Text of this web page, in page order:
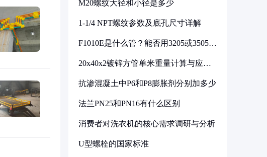
M20螺纹大径和小径是多少
1-1/4 NPT螺纹参数及底孔尺寸详解
F1010E是什么管？能否用3205或3505代
20x40x2镀锌方管单米重量计算与应用
抗渗混凝土中P6和P8膨胀剂分别加多少
法兰PN25和PN16有什么区别
消费者对洗衣机的核心需求调研与分析
U型螺栓的国家标准